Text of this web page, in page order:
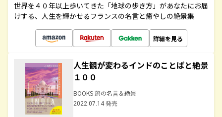
世界を４０年以上歩いてきた「地球の歩き方」があなたにお届
けする、人生を輝かせるフランスの名言と癒やしの絶景集
詳細を見る
人生観が変わるインドのことばと絶景
１００
BOOKS 旅の名言＆絶景
2022.07.14 発売